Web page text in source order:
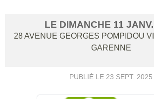
LE DIMANCHE 11 JANV.
28 AVENUE GEORGES POMPIDOU
GARENNE
PUBLIÉ LE 23 SEPT. 2025